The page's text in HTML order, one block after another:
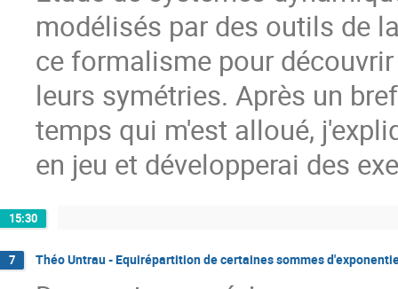
modélisés par des outils de
ce formalisme pour
leurs symétries. Après un
temps qui m'est alloué,
en jeu et développerai des
15:30
7 Théo Untrau - Equirépartition de certaines sommes